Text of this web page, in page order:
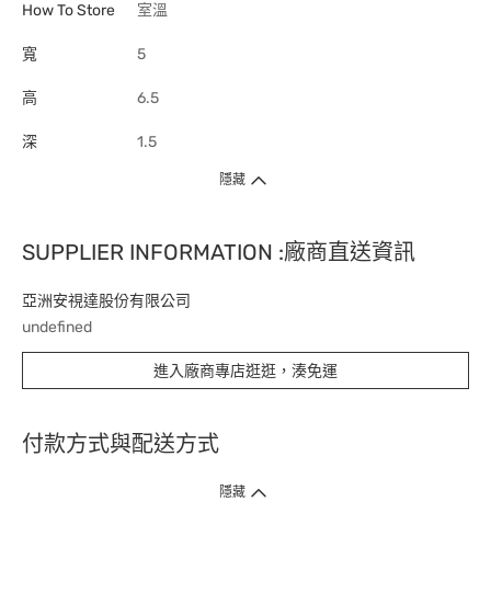
How To Store
室溫
寬 5
高 6.5
深 1.5
隱藏
SUPPLIER INFORMATION :廠商直送資訊
亞洲安視達股份有限公司
undefined
進入廠商專店逛逛，湊免運
付款方式與配送方式
隱藏